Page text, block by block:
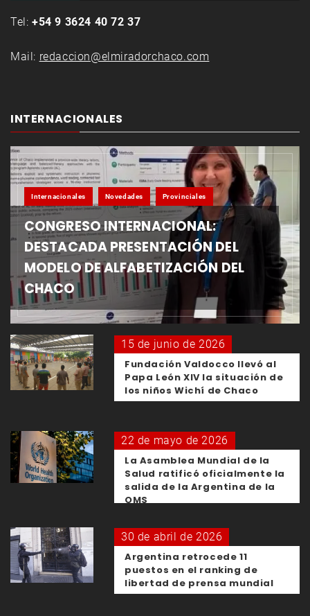
Tel: +54 9 3624 40 72 37
Mail: redaccion@elmiradorchaco.com
INTERNACIONALES
Internacionales Novedades Provinciales
CONGRESO INTERNACIONAL:
DESTACADA PRESENTACIÓN DEL
MODELO DE ALFABETIZACIÓN DEL
CHACO
15 de junio de 2026
Fundación Valdocco llevó al
Papa León XIV la situación de
los niños Wichí de Chaco
22 de mayo de 2026
La Asamblea Mundial de la
Salud ratificó oficialmente la
salida de la Argentina de la
OMS
30 de abril de 2026
Argentina retrocede 11
puestos en el ranking de
libertad de prensa mundial